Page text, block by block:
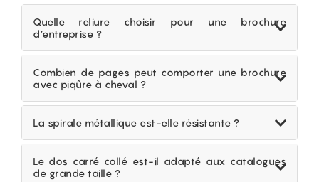
Quelle reliure choisir pour une brochure
d’entreprise ?
Le choix de la reliure dépend principalement du
nombre de pages et de l’usage prévu pour la
brochure. La piqûre à cheval est adaptée aux
projets simples, la spirale métallique facilite une
consultation fréquente et le dos carré collé
apporte une finition plus professionnelle et
premium.
Combien de pages peut comporter une brochure
avec piqûre à cheval ?
Une brochure avec piqûre à cheval peut
comporter jusqu’à 96 pages maximum. Cette
reliure est idéale pour les catalogues légers, les
programmes d’événements ou les brochures
commerciales de taille moyenne.
La spirale métallique est-elle résistante ?
Oui, la spirale métallique est particulièrement
résistante et conçue pour un usage régulier.
Associée à un papier de grammage adapté, elle
Le dos carré collé est-il adapté aux catalogues
de grande taille ?